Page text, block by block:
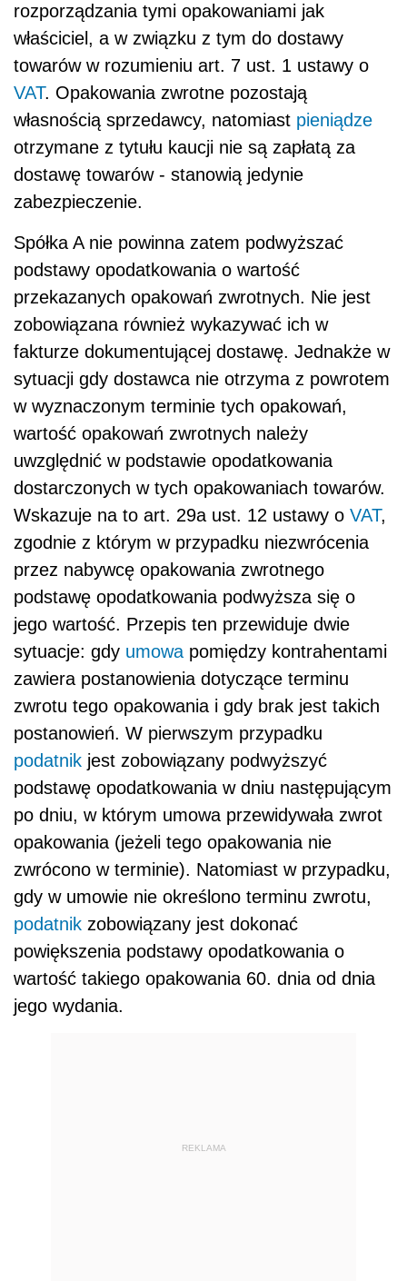
rozporządzania tymi opakowaniami jak
właściciel, a w związku z tym do dostawy
towarów w rozumieniu art. 7 ust. 1 ustawy o
VAT. Opakowania zwrotne pozostają
własnością sprzedawcy, natomiast pieniądze
otrzymane z tytułu kaucji nie są zapłatą za
dostawę towarów - stanowią jedynie
zabezpieczenie.
Spółka A nie powinna zatem podwyższać
podstawy opodatkowania o wartość
przekazanych opakowań zwrotnych. Nie jest
zobowiązana również wykazywać ich w
fakturze dokumentującej dostawę. Jednakże w
sytuacji gdy dostawca nie otrzyma z powrotem
w wyznaczonym terminie tych opakowań,
wartość opakowań zwrotnych należy
uwzględnić w podstawie opodatkowania
dostarczonych w tych opakowaniach towarów.
Wskazuje na to art. 29a ust. 12 ustawy o VAT,
zgodnie z którym w przypadku niezwrócenia
przez nabywcę opakowania zwrotnego
podstawę opodatkowania podwyższa się o
jego wartość. Przepis ten przewiduje dwie
sytuacje: gdy umowa pomiędzy kontrahentami
zawiera postanowienia dotyczące terminu
zwrotu tego opakowania i gdy brak jest takich
postanowień. W pierwszym przypadku
podatnik jest zobowiązany podwyższyć
podstawę opodatkowania w dniu następującym
po dniu, w którym umowa przewidywała zwrot
opakowania (jeżeli tego opakowania nie
zwrócono w terminie). Natomiast w przypadku,
gdy w umowie nie określono terminu zwrotu,
podatnik zobowiązany jest dokonać
powiększenia podstawy opodatkowania o
wartość takiego opakowania 60. dnia od dnia
jego wydania.
REKLAMA